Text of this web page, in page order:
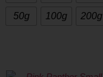
50g 100g 200g